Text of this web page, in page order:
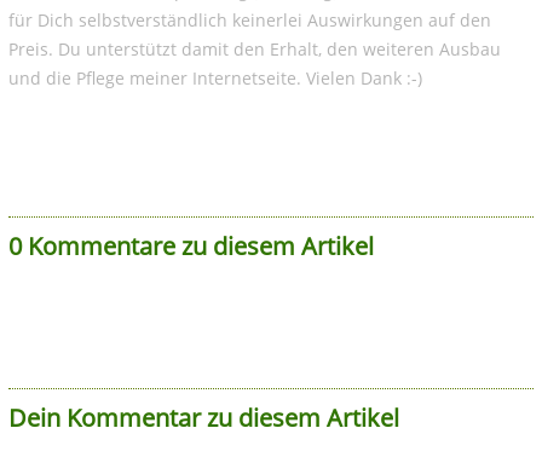
für Dich selbstverständlich keinerlei Auswirkungen auf den
Preis. Du unterstützt damit den Erhalt, den weiteren Ausbau
und die Pflege meiner Internetseite. Vielen Dank :-)
0 Kommentare zu diesem Artikel
Dein Kommentar zu diesem Artikel